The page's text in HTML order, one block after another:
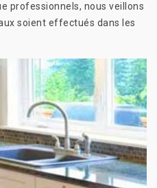
professionnels, nous veillons
soient effectués dans les